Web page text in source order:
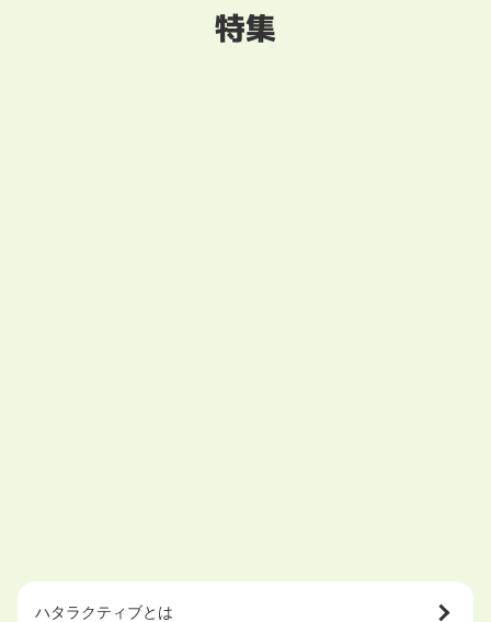
特集
ハタラクティブとは